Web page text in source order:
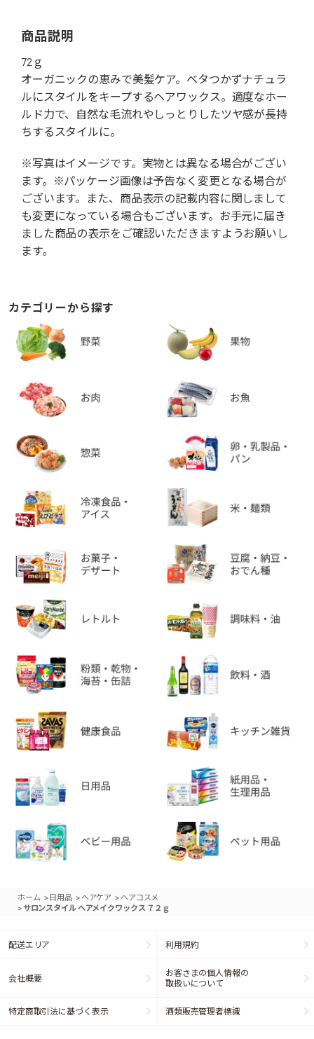
商品説明
72ｇ
オーガニックの恵みで美髪ケア。ベタつかずナチュラ
ルにスタイルをキープするヘアワックス。適度なホー
ルド力で、自然な毛流れやしっとりしたツヤ感が長持
ちするスタイルに。
※写真はイメージです。実物とは異なる場合がござい
ます。※パッケージ画像は予告なく変更となる場合が
ございます。また、商品表示の記載内容に関しまして
も変更になっている場合もございます。お手元に届き
ました商品の表示をご確認いただきますようお願いし
ます。
カテゴリーから探す
ホーム > 日用品 > ヘアケア > ヘアコスメ
> サロンスタイル ヘアメイクワックス ７２ｇ
配送エリア 利用規約
会社概要
お客さまの個人情報の
取扱いについて
特定商取引法に基づく表示 酒類販売管理者標識